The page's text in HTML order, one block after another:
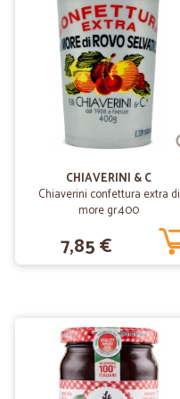
CHIAVERINI & C
Chiaverini confettura extra di
more gr.400
7,85 €